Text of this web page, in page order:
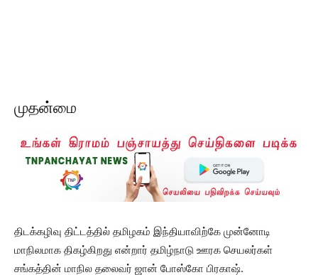
முதன்மை
திடக்கழிவு திட்டத்தில் தமிழகம் இந்தியாவிற்கே முன்னோடி
மாநிலமாக திகழ்கிறது என்றார் தமிழ்நாடு ஊரக செயலர்கள்
சங்கத்தின் மாநில தலைவர் ஜான் போஸ்கோ பிரகாஷ்.